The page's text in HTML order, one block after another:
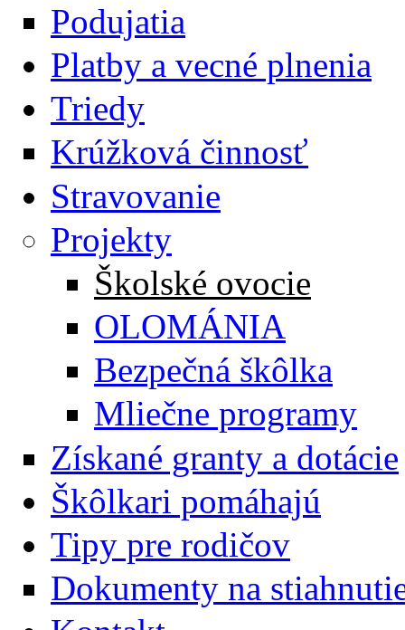
Podujatia
Platby a vecné plnenia
Triedy
Krúžková činnosť
Stravovanie
Projekty
Školské ovocie
OLOMÁNIA
Bezpečná škôlka
Mliečne programy
Získané granty a dotácie
Škôlkari pomáhajú
Tipy pre rodičov
Dokumenty na